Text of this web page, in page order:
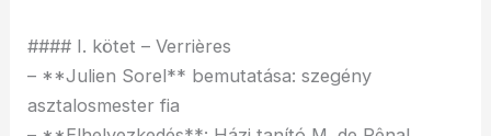
#### I. kötet – Verrières
– **Julien Sorel** bemutatása: szegény
asztalosmester fia